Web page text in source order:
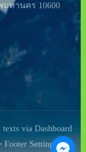
หานคร 10600
via Dashboard
Footer Settings